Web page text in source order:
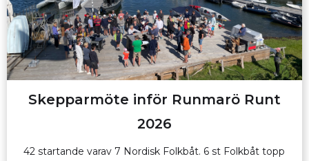
Skepparmöte inför Runmarö Runt
2026
42 startande varav 7 Nordisk Folkbåt. 6 st Folkbåt topp